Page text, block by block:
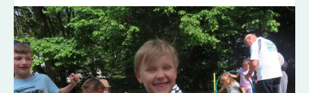
Firmenwandertag